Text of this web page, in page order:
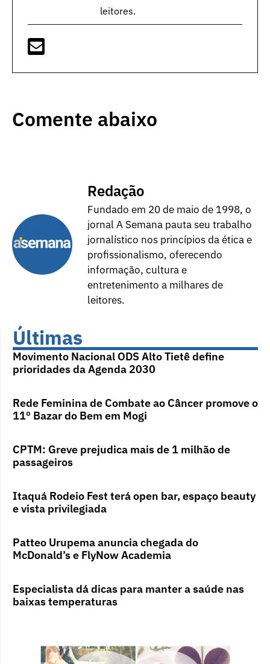
leitores.
Comente abaixo
Redação
Fundado em 20 de maio de 1998, o
jornal A Semana pauta seu trabalho
jornalístico nos princípios da ética e
profissionalismo, oferecendo
informação, cultura e
entretenimento a milhares de
leitores.
Últimas
Movimento Nacional ODS Alto Tietê define
prioridades da Agenda 2030
Rede Feminina de Combate ao Câncer promove o
11º Bazar do Bem em Mogi
CPTM: Greve prejudica mais de 1 milhão de
passageiros
Itaquá Rodeio Fest terá open bar, espaço beauty
e vista privilegiada
Patteo Urupema anuncia chegada do
McDonald’s e FlyNow Academia
Especialista dá dicas para manter a saúde nas
baixas temperaturas